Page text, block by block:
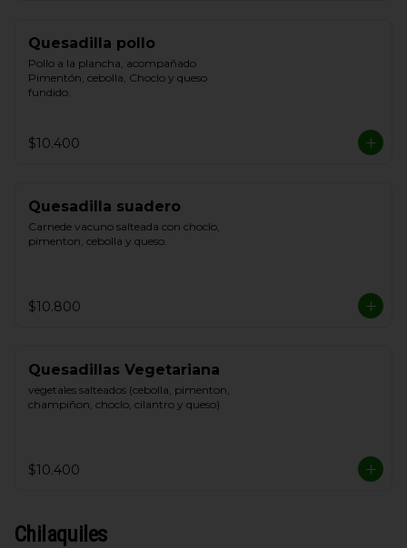
Quesadilla pollo
Pollo a la plancha, acompañado
Pimentón, cebolla, Choclo y queso
fundido.
$10.400
Quesadilla suadero
Carnede vacuno salteada con choclo,
pimenton, cebolla y queso.
$10.800
Quesadillas Vegetariana
vegetales salteados (cebolla, pimenton,
champiñon, choclo, cilantro y queso)
$10.400
Chilaquiles